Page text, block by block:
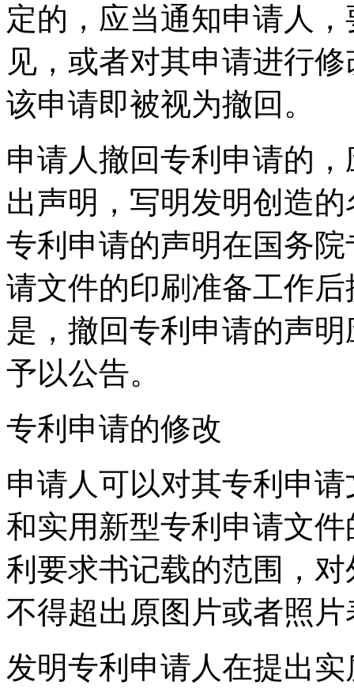
定的，应当通知申请人
见，或者对其申请进行
该申请即被视为撤回。
申请人撤回专利申请的
出声明，写明发明创造
专利申请的声明在国务
请文件的印刷准备工作
是，撤回专利申请的声
予以公告。
专利申请的修改
申请人可以对其专利申
和实用新型专利申请文
利要求书记载的范围，
不得超出原图片或者照
发明专利申请人在提出